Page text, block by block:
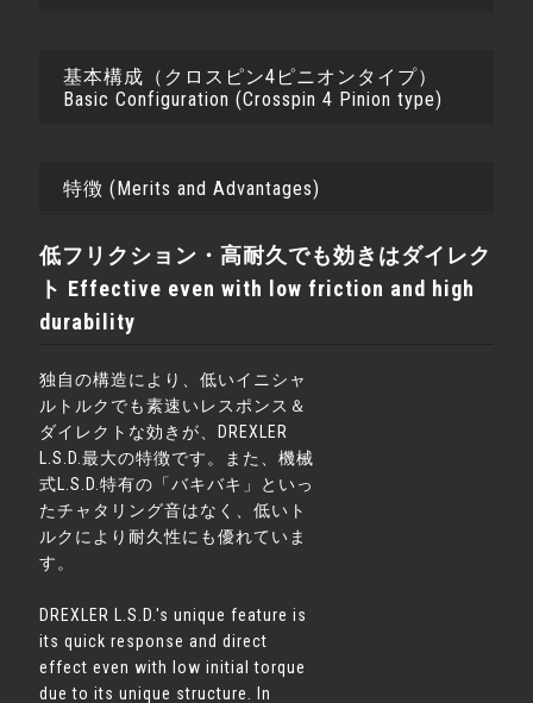
基本構成（クロスピン4ピニオンタイプ）
Basic Configuration (Crosspin 4 Pinion type)
特徴 (Merits and Advantages)
低フリクション・高耐久でも効きはダイレク
ト Effective even with low friction and high
durability
独自の構造により、低いイニシャ
ルトルクでも素速いレスポンス＆
ダイレクトな効きが、DREXLER
L.S.D.最大の特徴です。また、機械
式L.S.D.特有の「バキバキ」といっ
たチャタリング音はなく、低いト
ルクにより耐久性にも優れていま
す。
DREXLER L.S.D.'s unique feature is
its quick response and direct
effect even with low initial torque
due to its unique structure. In